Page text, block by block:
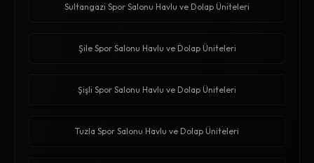
Sultangazi Spor Salonu Havlu ve Dolap Üniteleri
Şile Spor Salonu Havlu ve Dolap Üniteleri
Şişli Spor Salonu Havlu ve Dolap Üniteleri
Tuzla Spor Salonu Havlu ve Dolap Üniteleri